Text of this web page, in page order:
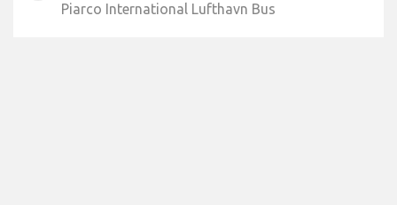
Piarco International Lufthavn Bus